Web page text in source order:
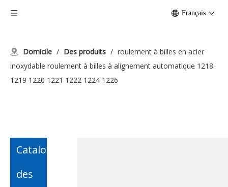
Français
Domicile / Des produits / roulement à billes en acier
inoxydable roulement à billes à alignement automatique 1218
1219 1220 1221 1222 1224 1226
Catalogue
des